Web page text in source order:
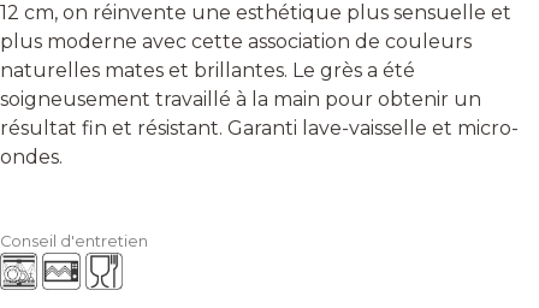
12 cm, on réinvente une esthétique plus sensuelle et
plus moderne avec cette association de couleurs
naturelles mates et brillantes. Le grès a été
soigneusement travaillé à la main pour obtenir un
résultat fin et résistant. Garanti lave-vaisselle et micro-
ondes.
Conseil d'entretien